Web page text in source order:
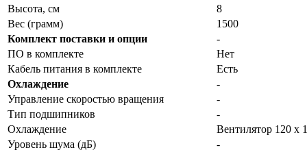
Высота, см
8
Вес (грамм)
1500
Комплект поставки и опции
-
ПО в комплекте
Нет
Кабель питания в комплекте
Есть
Охлаждение
-
Управление скоростью вращения
-
Тип подшипников
-
Охлаждение
Вентилятор 120 x
Уровень шума (дБ)
-